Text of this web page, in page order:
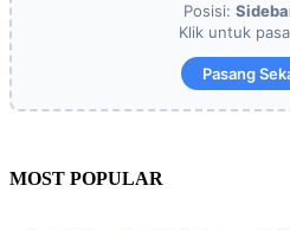
Posisi:
Klik untuk
Pasang
MOST POPULAR